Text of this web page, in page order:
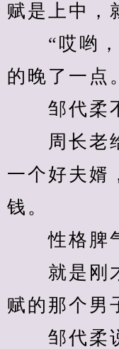
赋是上中，
“哎哟，
的晚了一点
邹代柔不
周长老给
一个好夫婿
钱。
性格脾气
就是刚才
赋的那个男
邹代柔说